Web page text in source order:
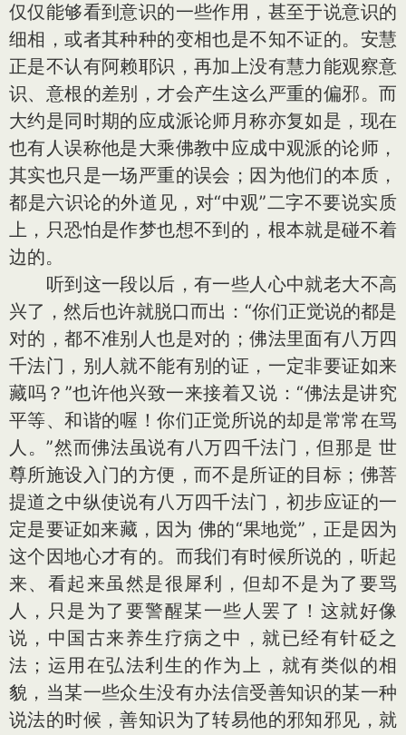
仅仅能够看到意识的一些作用，甚至于说意识的
细相，或者其种种的变相也是不知不证的。安慧
正是不认有阿赖耶识，再加上没有慧力能观察意
识、意根的差别，才会产生这么严重的偏邪。而
大约是同时期的应成派论师月称亦复如是，现在
也有人误称他是大乘佛教中应成中观派的论师，
其实也只是一场严重的误会；因为他们的本质，
都是六识论的外道见，对“中观”二字不要说实质
上，只恐怕是作梦也想不到的，根本就是碰不着
边的。
听到这一段以后，有一些人心中就老大不高
兴了，然后也许就脱口而出：“你们正觉说的都是
对的，都不准别人也是对的；佛法里面有八万四
千法门，别人就不能有别的证，一定非要证如来
藏吗？”也许他兴致一来接着又说：“佛法是讲究
平等、和谐的喔！你们正觉所说的却是常常在骂
人。”然而佛法虽说有八万四千法门，但那是 世
尊所施设入门的方便，而不是所证的目标；佛菩
提道之中纵使说有八万四千法门，初步应证的一
定是要证如来藏，因为 佛的“果地觉”，正是因为
这个因地心才有的。而我们有时候所说的，听起
来、看起来虽然是很犀利，但却不是为了要骂
人，只是为了要警醒某一些人罢了！这就好像
说，中国古来养生疗病之中，就已经有针砭之
法；运用在弘法利生的作为上，就有类似的相
貌，当某一些众生没有办法信受善知识的某一种
说法的时候，善知识为了转易他的邪知邪见，就